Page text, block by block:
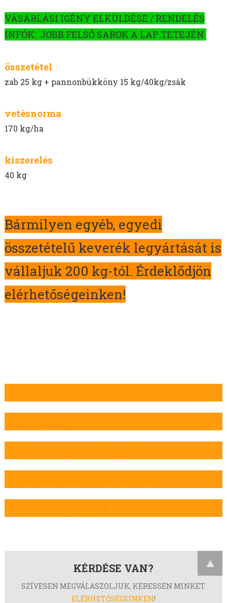
VÁSÁRLÁSI IGÉNY ELKÜLDÉSE / RENDELÉS
INFÓK: JOBB FELSŐ SAROK A LAP TETEJÉN
összetétel
zab 25 kg + pannonbükköny 15 kg/40kg/zsák
vetésnorma
170 kg/ha
kiszerelés
40 kg
Bármilyen egyéb, egyedi
összetételű keverék legyártását is
vállaljuk 200 kg-tól. Érdeklődjön
elérhetőségeinken!
KÉRDÉSE VAN?
SZÍVESEN MEGVÁLASZOLJUK, KERESSEN MINKET
ELÉRHETŐSÉGEINKEN!